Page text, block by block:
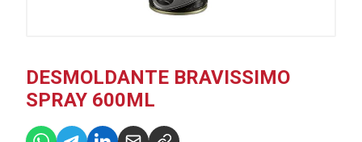
DESMOLDANTE BRAVISSIMO
SPRAY 600ML